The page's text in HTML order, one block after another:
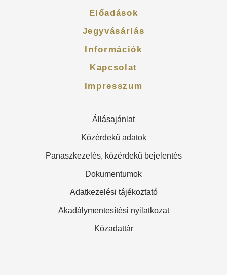
Előadások
Jegyvásárlás
Információk
Kapcsolat
Impresszum
Állásajánlat
Közérdekű adatok
Panaszkezelés, közérdekű bejelentés
Dokumentumok
Adatkezelési tájékoztató
Akadálymentesítési nyilatkozat
Közadattár